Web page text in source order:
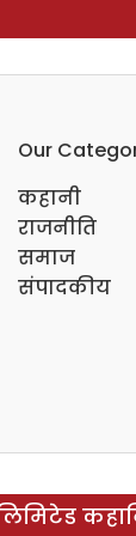
Our
कहानी
राजनीति
समाज
संपादकीय